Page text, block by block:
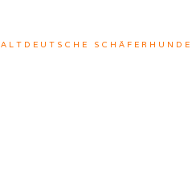
ALTDEUTSCHE SCHÄFERHUNDE